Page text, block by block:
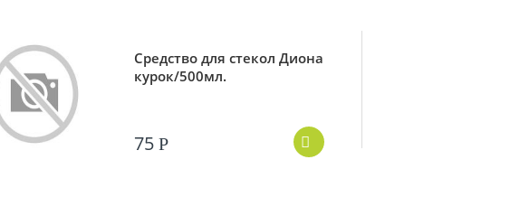
Средство для стекол Диона
курок/500мл.
75Р